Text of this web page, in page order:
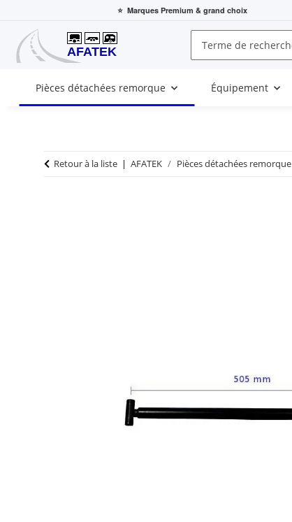
⭐ Marques Premium & grand choix
Pièces détachées remorque Équipement
Retour à la liste AFATEK Pièces détachées remorque